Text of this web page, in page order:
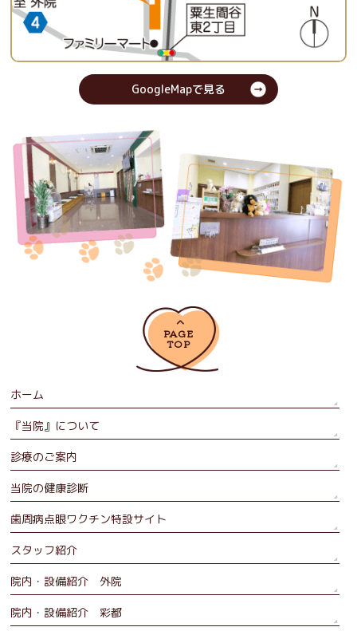
GoogleMapで見る
PAGE
TOP
ホーム
『当院』について
診療のご案内
当院の健康診断
歯周病点眼ワクチン特設サイト
スタッフ紹介
院内・設備紹介 外院
院内・設備紹介 彩都